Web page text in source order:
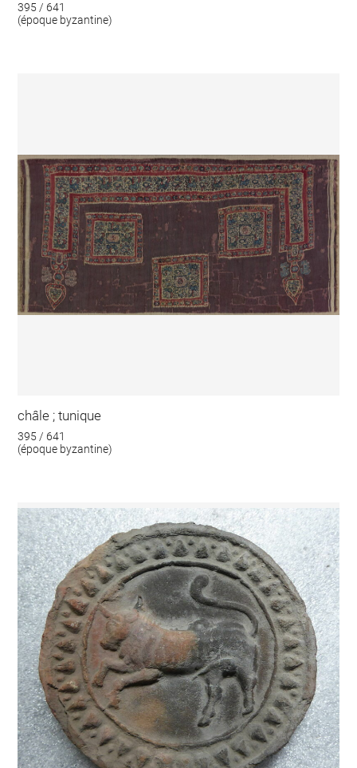
395 / 641
(époque byzantine)
châle ; tunique
395 / 641
(époque byzantine)